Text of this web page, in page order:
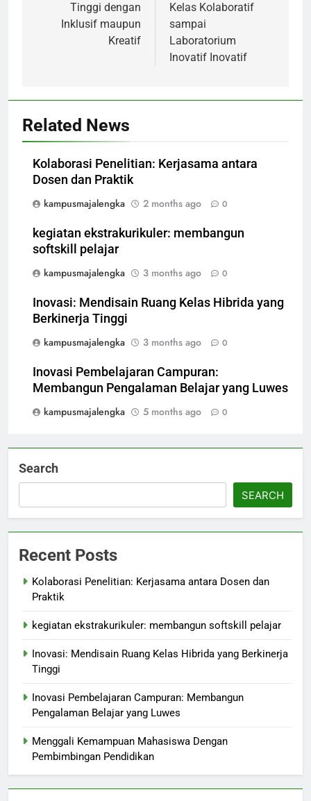
Tinggi dengan
Inklusif maupun
Kreatif
Kelas Kolaboratif
sampai
Laboratorium
Inovatif Inovatif
Related News
Kolaborasi Penelitian: Kerjasama antara
Dosen dan Praktik
kampusmajalengka
2 months ago 0
kegiatan ekstrakurikuler: membangun
softskill pelajar
kampusmajalengka
3 months ago 0
Inovasi: Mendisain Ruang Kelas Hibrida yang
Berkinerja Tinggi
kampusmajalengka
3 months ago 0
Inovasi Pembelajaran Campuran:
Membangun Pengalaman Belajar yang Luwes
kampusmajalengka
5 months ago 0
Search
SEARCH
Recent Posts
Kolaborasi Penelitian: Kerjasama antara Dosen dan
Praktik
kegiatan ekstrakurikuler: membangun softskill pelajar
Inovasi: Mendisain Ruang Kelas Hibrida yang Berkinerja
Tinggi
Inovasi Pembelajaran Campuran: Membangun
Pengalaman Belajar yang Luwes
Menggali Kemampuan Mahasiswa Dengan
Pembimbingan Pendidikan